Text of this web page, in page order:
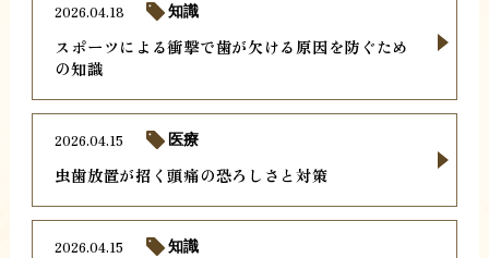
スポーツによる衝撃で歯が欠ける原因を防ぐため
の知識
2026.04.18 知識
虫歯放置が招く頭痛の恐ろしさと対策
2026.04.15 医療
2026.04.15 知識